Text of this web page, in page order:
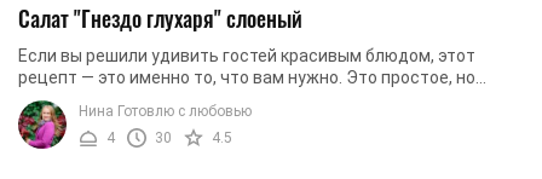
Салат "Гнездо глухаря" слоеный
Если вы решили удивить гостей красивым блюдом, этот
рецепт — это именно то, что вам нужно. Это простое, но
очень сытное блюдо, просто невозможно ...
Нина Готовлю с любовью
4
30 4.5